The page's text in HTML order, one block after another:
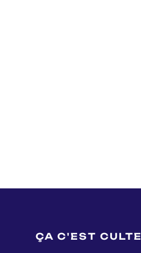
ÇA C'EST CULTE